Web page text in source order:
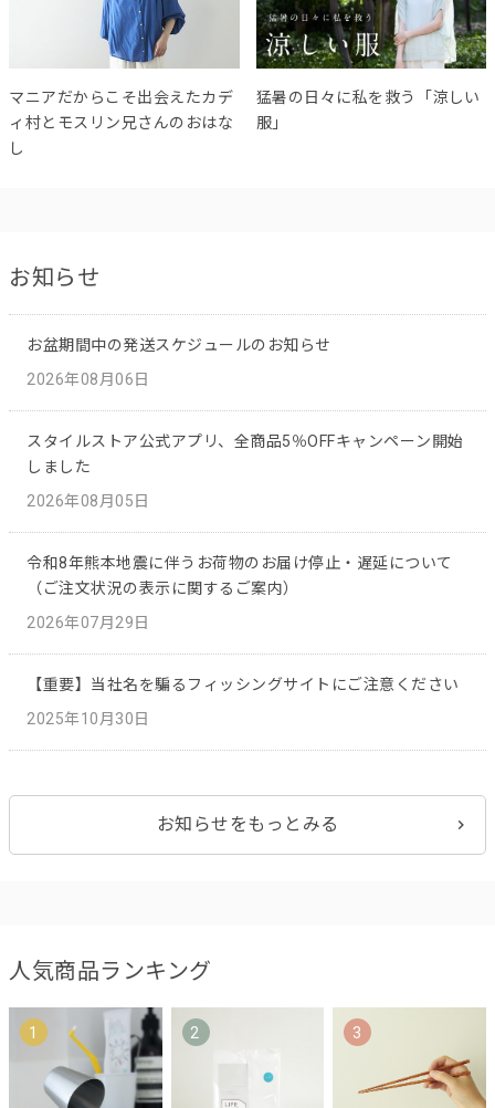
マニアだからこそ出会えたカデ
ィ村とモスリン兄さんのおはな
し
猛暑の日々に私を救う「涼しい
服」
お知らせ
お盆期間中の発送スケジュールのお知らせ
2026年08月06日
スタイルストア公式アプリ、全商品5％OFFキャンペーン開始
しました
2026年08月05日
令和8年熊本地震に伴うお荷物のお届け停止・遅延について
（ご注文状況の表示に関するご案内）
2026年07月29日
【重要】当社名を騙るフィッシングサイトにご注意ください
2025年10月30日
お知らせをもっとみる
人気商品ランキング
1 2 3